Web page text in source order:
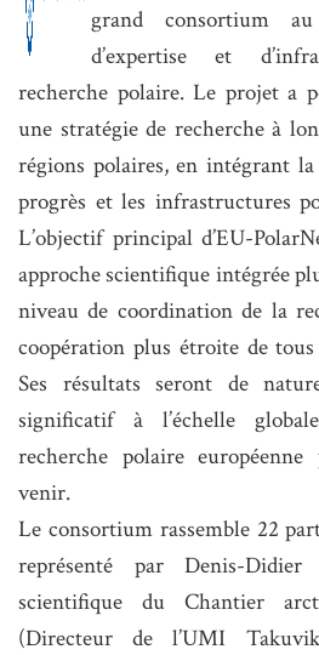
grand consortium
d’expertise et
recherche polaire. Le projet a
une stratégie de recherche à
régions polaires, en intégrant
progrès et les infrastructures
L’objectif principal d’EU-
approche scientifique intégrée
niveau de coordination de la
coopération plus étroite de
Ses résultats seront de
significatif à l’échelle
recherche polaire
venir.
Le consortium rassemble 22
représenté par Denis-Didier
scientifique du Chantier
(Directeur de l’UMI